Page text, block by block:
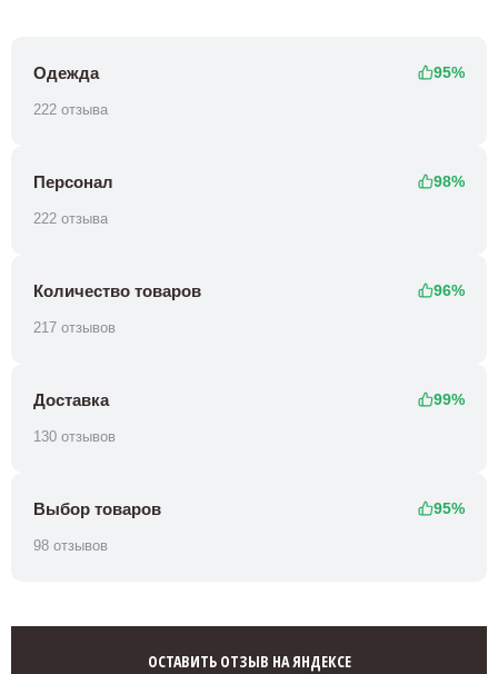
Одежда 95%
222 отзыва
Персонал 98%
222 отзыва
Количество товаров 96%
217 отзывов
Доставка 99%
130 отзывов
Выбор товаров 95%
98 отзывов
ОСТАВИТЬ ОТЗЫВ НА ЯНДЕКСЕ